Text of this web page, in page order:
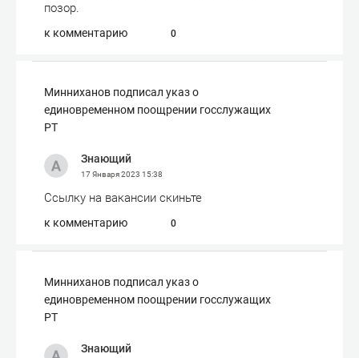
позор.
к комментарию 0
Минниханов подписал указ о
единовременном поощрении госслужащих
РТ
Знающий
17 Января 2023 15:38
Ссылку на вакансии скиньте
к комментарию 0
Минниханов подписал указ о
единовременном поощрении госслужащих
РТ
Знающий